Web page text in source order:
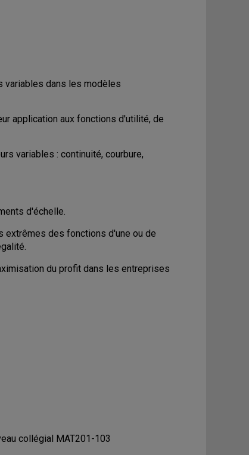
variables dans les modèles
application aux fonctions d'utilité, de
variables : continuité, courbure,
d'échelle.
extrêmes des fonctions d'une ou de
du profit dans les entreprises
collégial MAT201-103